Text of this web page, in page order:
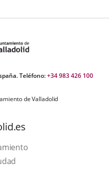
externa.externa.
Teléfono:+34 983 426 100
de Valladolid